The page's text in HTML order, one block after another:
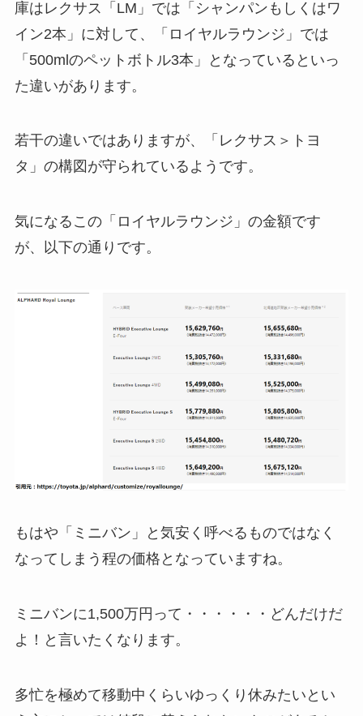
庫はレクサス「LM」では「シャンパンもしくはワ
イン2本」に対して、「ロイヤルラウンジ」では
「500mlのペットボトル3本」となっているといっ
た違いがあります。
若干の違いではありますが、「レクサス＞トヨ
タ」の構図が守られているようです。
気になるこの「ロイヤルラウンジ」の金額です
が、以下の通りです。
もはや「ミニバン」と気安く呼べるものではなく
なってしまう程の価格となっていますね。
ミニバンに1,500万円って・・・・・・どんだけだ
よ！と言いたくなります。
多忙を極めて移動中くらいゆっくり休みたいとい